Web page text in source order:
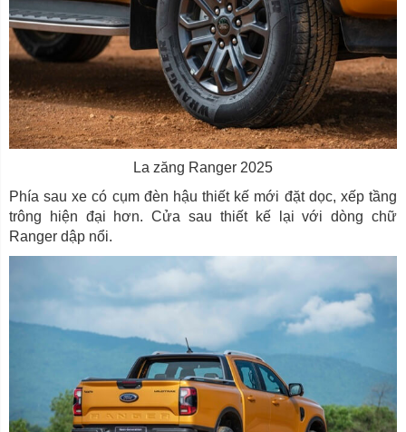
La zăng Ranger 2025
Phía sau xe có cụm đèn hậu thiết kế mới đặt dọc, xếp tầng
trông hiện đại hơn. Cửa sau thiết kế lại với dòng chữ
Ranger dập nổi.